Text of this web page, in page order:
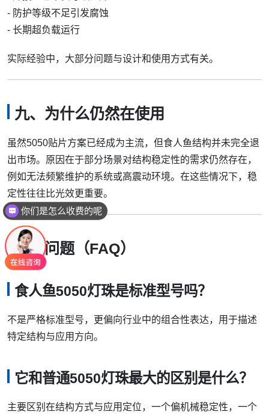
- 防护等级不足引发腐蚀
- 长期超负载运行
实际经验中，大部分问题与设计和使用方式有关。
九、为什么仍然在使用
虽然5050贴片方案已经成为主流，但食人鱼结构并未完全退
出市场。原因在于部分场景对结构稳定性的需求仍然存在，
例如无法频繁维护的系统或高震动环境。在这些情况下，稳
定性往往比光效更重要。
常见问题（FAQ）
食人鱼5050灯珠是标准型号吗？
不是严格标准型号，更偏向行业中的组合性表达，用于描述
特定结构与应用方向。
它和普通5050灯珠最大的区别是什么？
主要区别在结构方式与应用定位，一个偏机械稳定性，一个
现在有优惠活动吗